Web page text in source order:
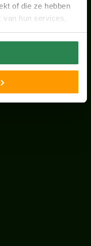
of die ze hebben
van hun services.